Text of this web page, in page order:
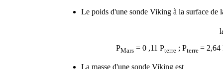
Le poids d'une sonde Viking à la surface de
PMars = 0 ,11 Pterre ; Pterre = 2,64
La masse d'une sonde Viking est